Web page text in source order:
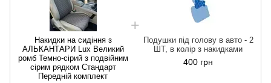
Накидки на сидіння з
АЛЬКАНТАРИ Lux Великий
ромб Темно-сірий з подвійним
сірим рядком Стандарт
Передній комплект
Подушки під голову в авто - 2
ШТ, в колір з накидками
400 грн